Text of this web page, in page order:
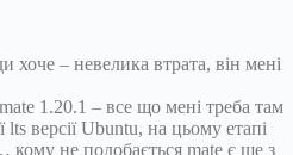
хоче – невелика втрата, він мені
1.20.1 – все що мені треба там
lts версії Ubuntu, на цьому етапі
кому не подобається mate є ще з